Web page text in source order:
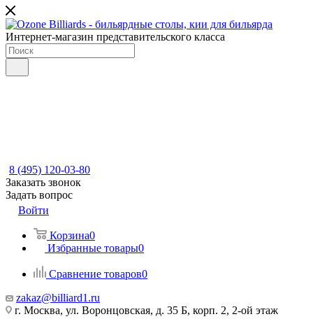
Интернет-магазин представительского класса
8 (495) 120-03-80
Заказать звонок
Задать вопрос
Войти
Корзина0
Избранные товары0
Сравнение товаров0
zakaz@billiard1.ru
г. Москва, ул. Воронцовская, д. 35 Б, корп. 2, 2-ой этаж